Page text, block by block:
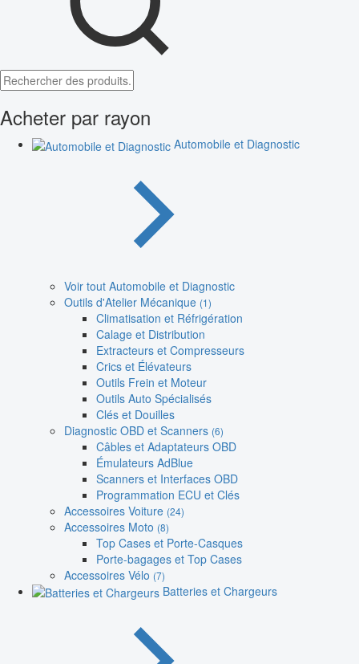
Acheter par rayon
Automobile et Diagnostic
Voir tout Automobile et Diagnostic
Outils d'Atelier Mécanique (1)
Climatisation et Réfrigération
Calage et Distribution
Extracteurs et Compresseurs
Crics et Élévateurs
Outils Frein et Moteur
Outils Auto Spécialisés
Clés et Douilles
Diagnostic OBD et Scanners (6)
Câbles et Adaptateurs OBD
Émulateurs AdBlue
Scanners et Interfaces OBD
Programmation ECU et Clés
Accessoires Voiture (24)
Accessoires Moto (8)
Top Cases et Porte-Casques
Porte-bagages et Top Cases
Accessoires Vélo (7)
Batteries et Chargeurs